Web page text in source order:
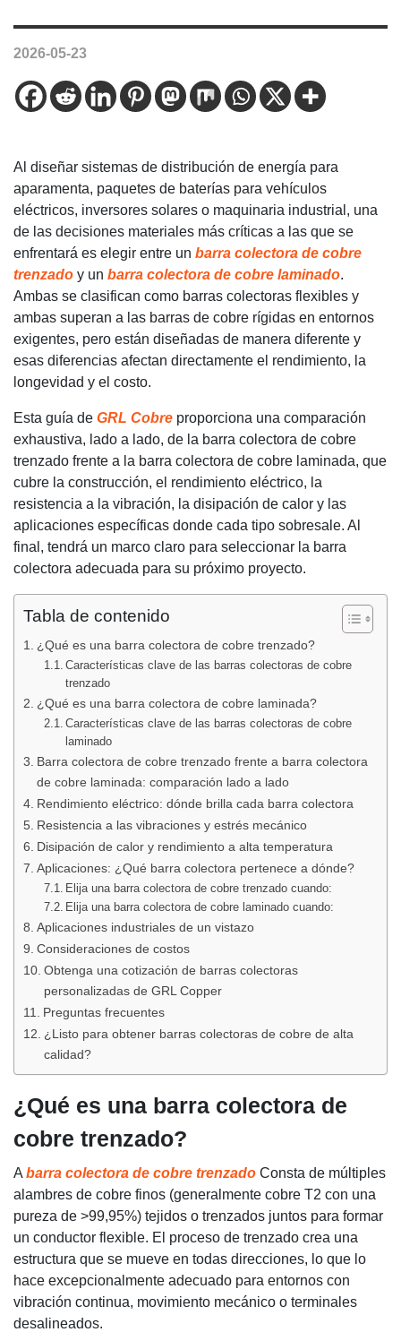
2026-05-23
Al diseñar sistemas de distribución de energía para
aparamenta, paquetes de baterías para vehículos
eléctricos, inversores solares o maquinaria industrial, una
de las decisiones materiales más críticas a las que se
enfrentará es elegir entre un barra colectora de cobre
trenzado y un barra colectora de cobre laminado.
Ambas se clasifican como barras colectoras flexibles y
ambas superan a las barras de cobre rígidas en entornos
exigentes, pero están diseñadas de manera diferente y
esas diferencias afectan directamente el rendimiento, la
longevidad y el costo.
Esta guía de GRL Cobre proporciona una comparación
exhaustiva, lado a lado, de la barra colectora de cobre
trenzado frente a la barra colectora de cobre laminada, que
cubre la construcción, el rendimiento eléctrico, la
resistencia a la vibración, la disipación de calor y las
aplicaciones específicas donde cada tipo sobresale. Al
final, tendrá un marco claro para seleccionar la barra
colectora adecuada para su próximo proyecto.
Tabla de contenido
¿Qué es una barra colectora de cobre trenzado?
Características clave de las barras colectoras de cobre
trenzado
¿Qué es una barra colectora de cobre laminada?
Características clave de las barras colectoras de cobre
laminado
Barra colectora de cobre trenzado frente a barra colectora
de cobre laminada: comparación lado a lado
Rendimiento eléctrico: dónde brilla cada barra colectora
Resistencia a las vibraciones y estrés mecánico
Disipación de calor y rendimiento a alta temperatura
Aplicaciones: ¿Qué barra colectora pertenece a dónde?
Elija una barra colectora de cobre trenzado cuando:
Elija una barra colectora de cobre laminado cuando:
Aplicaciones industriales de un vistazo
Consideraciones de costos
Obtenga una cotización de barras colectoras
personalizadas de GRL Copper
Preguntas frecuentes
¿Listo para obtener barras colectoras de cobre de alta
calidad?
¿Qué es una barra colectora de
cobre trenzado?
A barra colectora de cobre trenzado Consta de múltiples
alambres de cobre finos (generalmente cobre T2 con una
pureza de >99,95%) tejidos o trenzados juntos para formar
un conductor flexible. El proceso de trenzado crea una
estructura que se mueve en todas direcciones, lo que lo
hace excepcionalmente adecuado para entornos con
vibración continua, movimiento mecánico o terminales
desalineados.